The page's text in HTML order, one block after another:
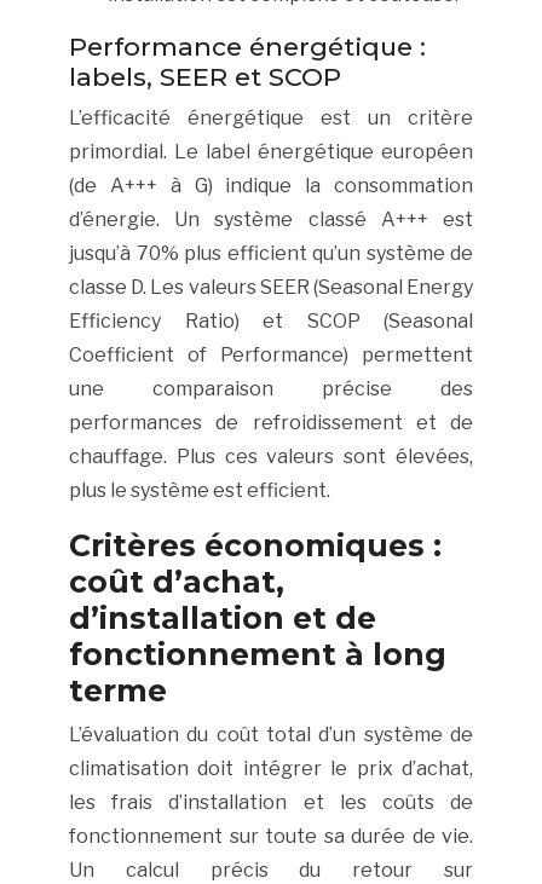
Performance énergétique :
labels, SEER et SCOP
L’efficacité énergétique est un critère
primordial. Le label énergétique européen
(de A+++ à G) indique la consommation
d’énergie. Un système classé A+++ est
jusqu’à 70% plus efficient qu’un système de
classe D. Les valeurs SEER (Seasonal Energy
Efficiency Ratio) et SCOP (Seasonal
Coefficient of Performance) permettent
une comparaison précise des
performances de refroidissement et de
chauffage. Plus ces valeurs sont élevées,
plus le système est efficient.
Critères économiques :
coût d’achat,
d’installation et de
fonctionnement à long
terme
L’évaluation du coût total d’un système de
climatisation doit intégrer le prix d’achat,
les frais d’installation et les coûts de
fonctionnement sur toute sa durée de vie.
Un calcul précis du retour sur